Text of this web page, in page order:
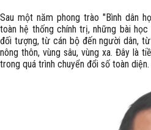
Sau một năm phong trào "Bình dân
toàn hệ thống chính trị, những bài
đối tượng, từ cán bộ đến người dân,
nông thôn, vùng sâu, vùng xa. Đây là
trong quá trình chuyển đổi số toàn diện.